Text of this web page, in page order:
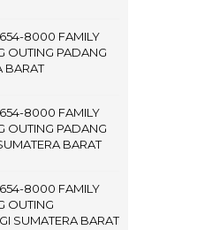
8000 FAMILY
OUTING PADANG
BARAT
8000 FAMILY
OUTING PADANG
BARAT
8000 FAMILY
OUTING
SUMATERA BARAT